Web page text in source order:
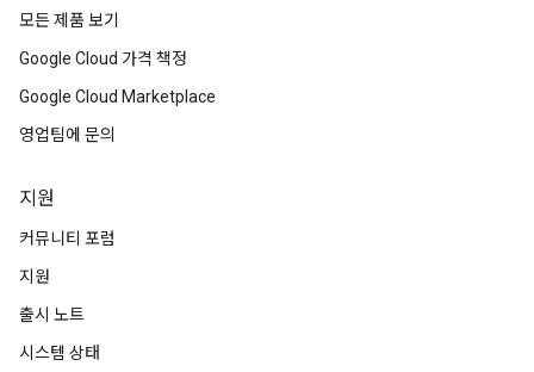
모든 제품 보기
Google Cloud 가격 책정
Google Cloud Marketplace
영업팀에 문의
지원
커뮤니티 포럼
지원
출시 노트
시스템 상태